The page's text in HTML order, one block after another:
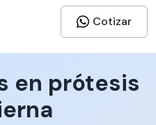
Cotizar
en prótesis